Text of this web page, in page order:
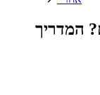
המדריך